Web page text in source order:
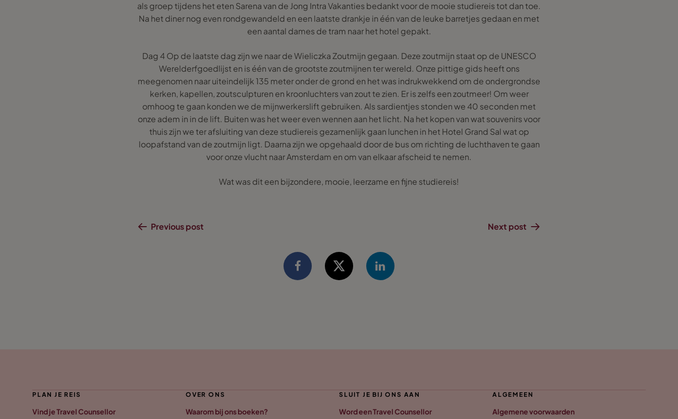
als groep tijdens het eten Sarena van de Jong Intra Vakanties bedankt voor de mooie studiereis tot dan toe.
Na het diner nog even rondgewandeld en een laatste drankje in één van de leuke barretjes gedaan en met
een aantal dames de tram naar het hotel gepakt.
Dag 4 Op de laatste dag zijn we naar de Wieliczka Zoutmijn gegaan. Deze zoutmijn staat op de UNESCO
Werelderfgoedlijst en is één van de grootste zoutmijnen ter wereld. Onze pittige gids heeft ons
meegenomen naar uiteindelijk 135 meter onder de grond en het was indrukwekkend om de ondergrondse
kerken, kapellen, zoutsculpturen en kroonluchters van zout te zien. Er is zelfs een zoutmeer! Om weer
omhoog te gaan konden we de mijnwerkerslift gebruiken. Als sardientjes stonden we 40 seconden met
onze adem in in de lift. Buiten was het weer even wennen aan het licht. Na het kopen van wat souvenirs voor
thuis zijn we ter afsluiting van deze studiereis gezamenlijk gaan lunchen in het Hotel Grand Sal wat op
loopafstand van de zoutmijn ligt. Daarna zijn we opgehaald door de bus om richting de luchthaven te gaan
voor onze vlucht naar Amsterdam en om van elkaar afscheid te nemen.
Wat was dit een bijzondere, mooie, leerzame en fijne studiereis!
Previous post Next post
PLAN JE REIS
Vind je Travel Counsellor
OVER ONS
Waarom bij ons boeken?
SLUIT JE BIJ ONS AAN
Word een Travel Counsellor
ALGEMEEN
Algemene voorwaarden